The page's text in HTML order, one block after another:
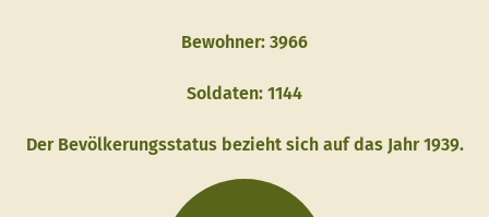
Bewohner: 3966
Soldaten: 1144
Der Bevölkerungsstatus bezieht sich auf das Jahr 1939.